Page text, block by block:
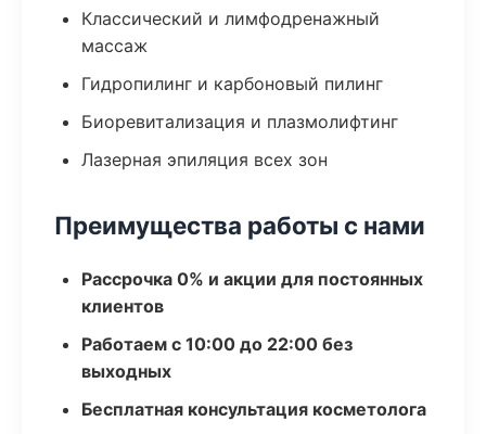
Классический и лимфодренажный
массаж
Гидропилинг и карбоновый пилинг
Биоревитализация и плазмолифтинг
Лазерная эпиляция всех зон
Преимущества работы с нами
Рассрочка 0% и акции для постоянных
клиентов
Работаем с 10:00 до 22:00 без
выходных
Бесплатная консультация косметолога